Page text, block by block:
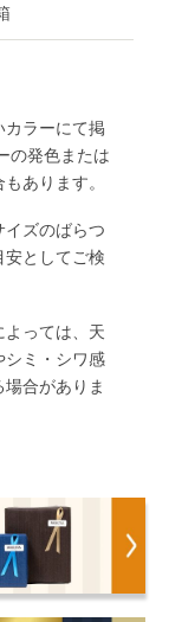
ラーにて掲
の発色または
あります。
ズのばらつ
安としてご検
よっては、天
シミ・シワ感
合がありま